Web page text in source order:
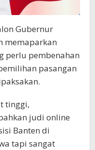
Gubernur
memaparkan
perlu pembenahan
pasangan
tinggi,
judi online
Banten di
tapi sangat